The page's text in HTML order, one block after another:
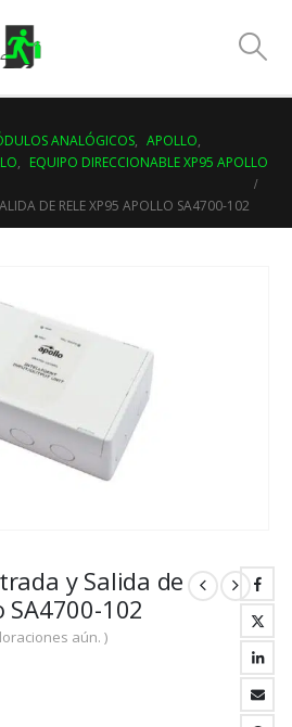
ANALÓGICOS, APOLLO,
, EQUIPO DIRECCIONABLE XP95 APOLLO
DE RELE XP95 APOLLO SA4700-102
y Salida de
102
aún. )